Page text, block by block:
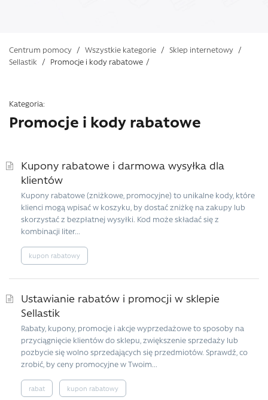
Centrum pomocy / Wszystkie kategorie / Sklep internetowy /
Sellastik / Promocje i kody rabatowe /
Kategoria:
Promocje i kody rabatowe
Kupony rabatowe i darmowa wysyłka dla
klientów
Kupony rabatowe (zniżkowe, promocyjne) to unikalne kody, które
klienci mogą wpisać w koszyku, by dostać zniżkę na zakupy lub
skorzystać z bezpłatnej wysyłki. Kod może składać się z
kombinacji liter...
kupon rabatowy
Ustawianie rabatów i promocji w sklepie
Sellastik
Rabaty, kupony, promocje i akcje wyprzedażowe to sposoby na
przyciągnięcie klientów do sklepu, zwiększenie sprzedaży lub
pozbycie się wolno sprzedających się przedmiotów. Sprawdź, co
zrobić, by ceny promocyjne w Twoim...
rabat kupon rabatowy